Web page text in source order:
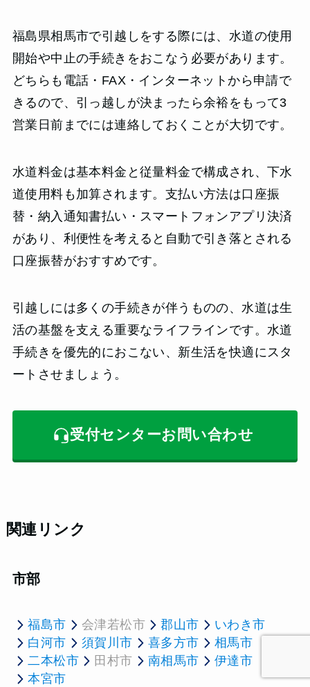
福島県相馬市で引越しをする際には、水道の使用
開始や中止の手続きをおこなう必要があります。
どちらも電話・FAX・インターネットから申請で
きるので、引っ越しが決まったら余裕をもって3
営業日前までには連絡しておくことが大切です。
水道料金は基本料金と従量料金で構成され、下水
道使用料も加算されます。支払い方法は口座振
替・納入通知書払い・スマートフォンアプリ決済
があり、利便性を考えると自動で引き落とされる
口座振替がおすすめです。
引越しには多くの手続きが伴うものの、水道は生
活の基盤を支える重要なライフラインです。水道
手続きを優先的におこない、新生活を快適にスタ
ートさせましょう。
受付センターお問い合わせ
関連リンク
市部
福島市 会津若松市 郡山市
いわき市
白河市
須賀川市 喜多方市
相馬市
二本松市
田村市 南相馬市
伊達市
本宮市